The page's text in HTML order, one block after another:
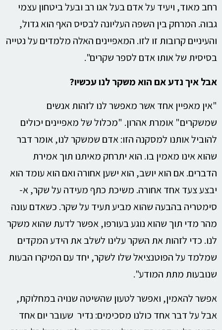
רחב מאוד, ויעיד על אדם בעל אגו רב ובעל ביטחון עצמי
גבוה. המרחק בין השפה העליונה לבסיס האף הוא גדול,
והעיניים קרובות זו לזו. המאפיינים האלה מלמדים על נטייה
בסיסית של אותו אדם לספר שקרים".
אבל איך נדע אם הוא משקר לנו עכשיו?
"אין מאפיין אחד אשר מאפשר לנו לזהות אנשים
שמשקרים" אומרת אהרון. "מכלול של מאפיינים יכולים
להוביל אותנו למסקנה הזו: אדם שמשקר לנו, אומר דבר
שהוא אינו מאמין בו. הוא יתרחק מאיתנו תוך אמירת
הדברים. אם הוא יושב, הוא ישען אחורה ואם הוא עומד הוא
יבצע צעד אחד אחורה. משיכת כתף מעידה על שקר, א-
סימטריה בהבעה שהוא מביע תעיד על שקר. כשאדם עונה
מהר מדי תוך שהוא נוגע בעורפו, אפשר לדעת שהוא משקר
לנו. כדי לזהות את השקר עלינו לשלב את הידע המקדים
שמלמד על הפוטנציאל שלו לשקר, יחד עם המיקרו הבעות
שנובעות מתת המודע".
אפשר להאמין, ואפשר לטעון שהשיטה שנויה במחלוקת,
אבל על דבר אחד כולנו מסכימים: נדיר שעובר יום אחד